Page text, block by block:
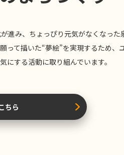
進み、ちょっぴり元気がなくなった
って描いた“夢絵”を実現するため、
にする活動に取り組んでいます。
ちら